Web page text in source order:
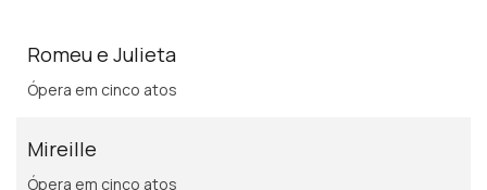
Romeu e Julieta
Ópera em cinco atos
Mireille
Ópera em cinco atos